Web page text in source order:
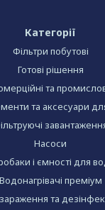
Категорії
Фільтри побутові
Готові рішення
та
та аксесуари
Насоси
і ємності для
Водонагрівачі преміум
та